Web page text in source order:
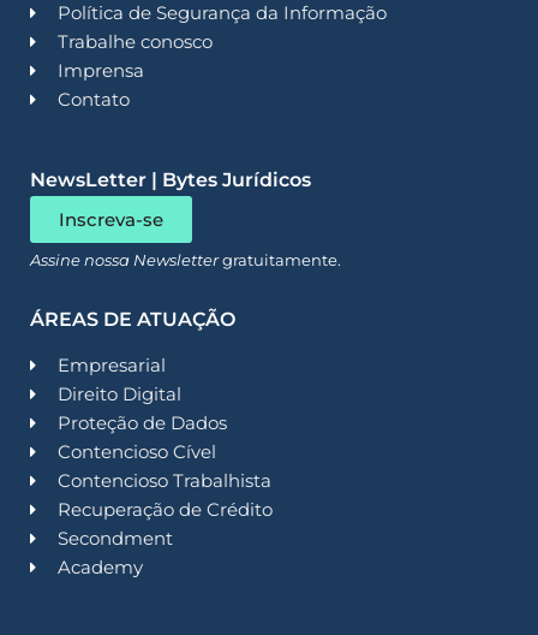
Política de Segurança da Informação
Trabalhe conosco
Imprensa
Contato
NewsLetter | Bytes Jurídicos
Inscreva-se
Assine nossa Newslettergratuitamente.
ÁREAS DE ATUAÇÃO
Empresarial
Direito Digital
Proteção de Dados
Contencioso Cível
Contencioso Trabalhista
Recuperação de Crédito
Secondment
Academy